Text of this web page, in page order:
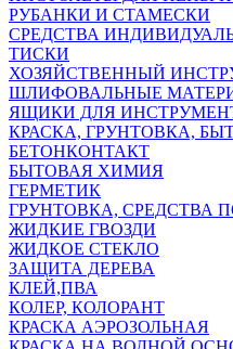
РУБАНКИ И СТАМЕСКИ
СРЕДСТВА
ТИСКИ
ХОЗЯЙСТВЕННЫЙ
ШЛИФОВАЛЬНЫЕ
ЯЩИКИ ДЛЯ
КРАСКА, ГРУНТОВКА,
БЕТОНКОНТАКТ
БЫТОВАЯ ХИМИЯ
ГЕРМЕТИК
ГРУНТОВКА, СРЕДСТВА
ЖИДКИЕ ГВОЗДИ
ЖИДКОЕ СТЕКЛО
ЗАЩИТА ДЕРЕВА
КЛЕЙ,ПВА
КОЛЕР, КОЛОРАНТ
КРАСКА АЭРОЗОЛЬНАЯ